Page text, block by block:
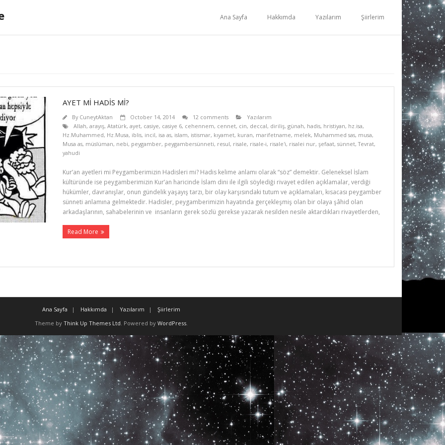
Ana Sayfa Hakkımda Yazılarım Şiirlerim
AYET Mİ HADİS Mİ?
By CuneytAktan October 14, 2014 12 comments
Yazılarım
Allah, arayış, Atatürk, ayet, casiye, casiye 6, cehennem, cennet, cin, deccal, diriliş, günah, hadis, hristiyan, hz.isa,
Hz.Muhammed, Hz.Musa, iblis, incil, isa as, islam, istismar, kıyamet, kuran, marifetname, melek, Muhammed sas, musa,
Musa as, müslüman, nebi, peygamber, peygambersünneti, resul, risale, risale-i, risale'i, risalei nur, şefaat, sünnet,Tevrat,
yahudi
Kur’an ayetleri mi Peygamberimizin Hadisleri mi? Hadis kelime anlamı olarak “söz” demektir. Geleneksel İslam
kültüründe ise peygamberimizin Kur’an haricinde İslam dini ile ilgili söylediği rivayet edilen açıklamalar, verdiği
hükümler, davranışlar, onun gündelik yaşayış tarzı, bir olay karşısındaki tutum ve açıklamaları, kısacası peygamber
sünneti anlamına gelmektedir. Hadisler, peygamberimizin hayatında gerçekleşmiş olan bir olaya şâhid olan
arkadaşlarının, sahabelerinin ve insanların gerek sözlü gerekse yazarak nesilden nesile aktardıkları rivayetlerden,
Read More
Ana Sayfa Hakkımda Yazılarım
Şiirlerim
Theme by Think Up Themes Ltd. Powered by WordPress.